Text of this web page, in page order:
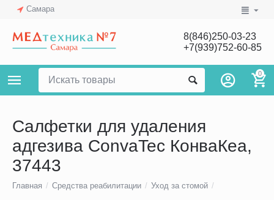
Самара
8(846)250-03-23
+7(939)752-60-85
0
Салфетки для удаления
адгезива ConvaTec КонваКеа,
37443
Главная / Средства реабилитации / Уход за стомой /